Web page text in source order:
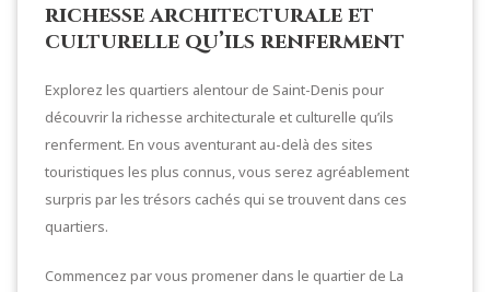
richesse architecturale et
culturelle qu’ils renferment
Explorez les quartiers alentour de Saint-Denis pour
découvrir la richesse architecturale et culturelle qu’ils
renferment. En vous aventurant au-delà des sites
touristiques les plus connus, vous serez agréablement
surpris par les trésors cachés qui se trouvent dans ces
quartiers.
Commencez par vous promener dans le quartier de La